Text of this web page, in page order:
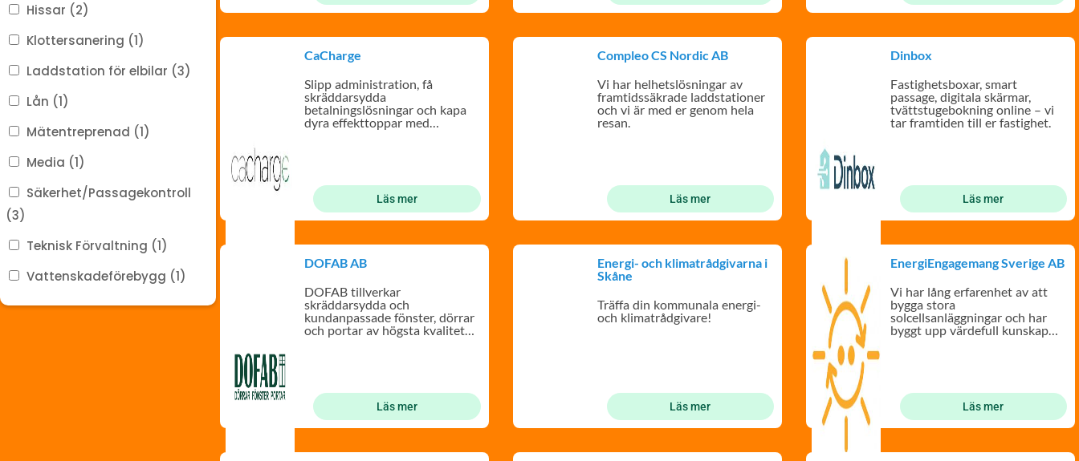
Hissar (2)
Klottersanering (1)
Laddstation för elbilar (3)
Lån (1)
Mätentreprenad (1)
Media (1)
Säkerhet/Passagekontroll
(3)
Teknisk Förvaltning (1)
Vattenskadeförebygg (1)
CaCharge
Slipp administration, få
skräddarsydda
betalningslösningar och kapa
dyra effekttoppar med
CaCharge elbilsladdning.
Läs mer
Compleo CS Nordic AB
Vi har helhetslösningar av
framtidssäkrade laddstationer
och vi är med er genom hela
resan.
Läs mer
Dinbox
Fastighetsboxar, smart
passage, digitala skärmar,
tvättstugebokning online – vi
tar framtiden till er fastighet.
Läs mer
DOFAB AB
DOFAB tillverkar
skräddarsydda och
kundanpassade fönster, dörrar
och portar av högsta kvalitet
och i din design.
Läs mer
Energi- och klimatrådgivarna i
Skåne
Träffa din kommunala energi-
och klimatrådgivare!
Läs mer
EnergiEngagemang Sverige AB
Vi har lång erfarenhet av att
bygga stora
solcellsanläggningar och har
byggt upp värdefull kunskap
kring BRF-projekt.
Läs mer